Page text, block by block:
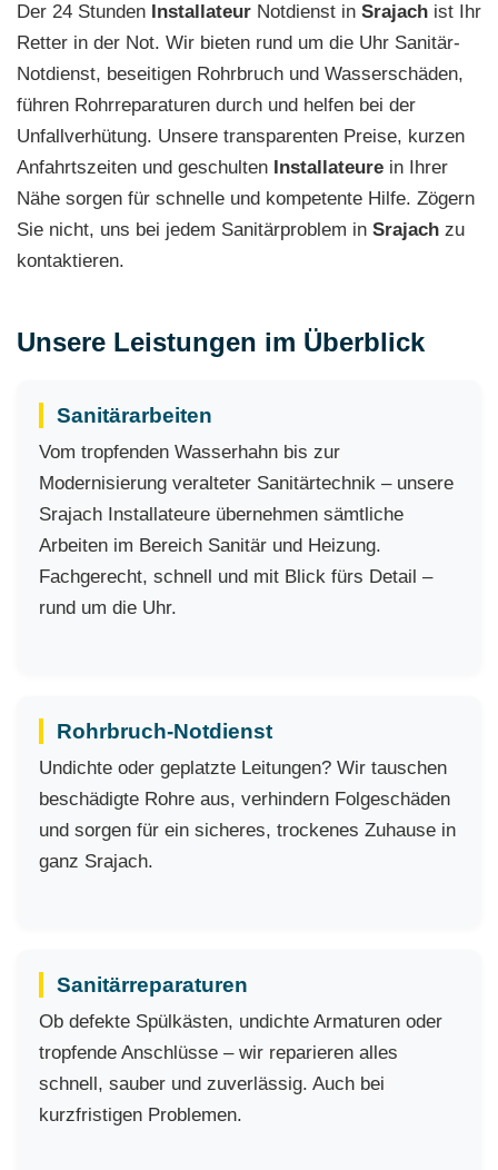
Der 24 Stunden Installateur Notdienst in Srajach ist Ihr
Retter in der Not. Wir bieten rund um die Uhr Sanitär-
Notdienst, beseitigen Rohrbruch und Wasserschäden,
führen Rohrreparaturen durch und helfen bei der
Unfallverhütung. Unsere transparenten Preise, kurzen
Anfahrtszeiten und geschulten Installateure in Ihrer
Nähe sorgen für schnelle und kompetente Hilfe. Zögern
Sie nicht, uns bei jedem Sanitärproblem in Srajach zu
kontaktieren.
Unsere Leistungen im Überblick
Sanitärarbeiten
Vom tropfenden Wasserhahn bis zur
Modernisierung veralteter Sanitärtechnik – unsere
Srajach Installateure übernehmen sämtliche
Arbeiten im Bereich Sanitär und Heizung.
Fachgerecht, schnell und mit Blick fürs Detail –
rund um die Uhr.
Rohrbruch-Notdienst
Undichte oder geplatzte Leitungen? Wir tauschen
beschädigte Rohre aus, verhindern Folgeschäden
und sorgen für ein sicheres, trockenes Zuhause in
ganz Srajach.
Sanitärreparaturen
Ob defekte Spülkästen, undichte Armaturen oder
tropfende Anschlüsse – wir reparieren alles
schnell, sauber und zuverlässig. Auch bei
kurzfristigen Problemen.